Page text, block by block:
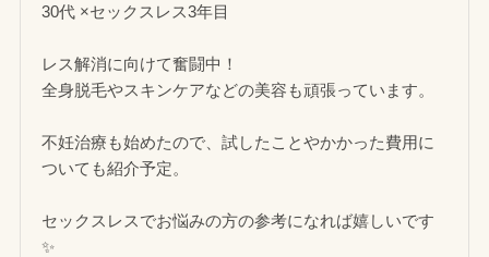
30代 ×セックスレス3年目
レス解消に向けて奮闘中！
全身脱毛やスキンケアなどの美容も頑張っています。
不妊治療も始めたので、試したことやかかった費用に
ついても紹介予定。
セックスレスでお悩みの方の参考になれば嬉しいです
✨